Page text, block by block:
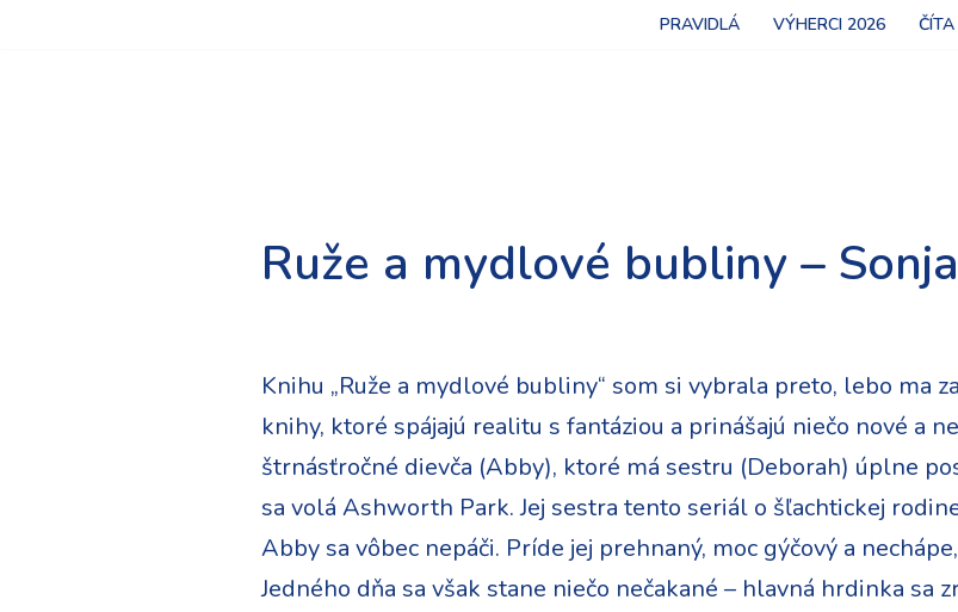
PRAVIDLÁ VÝHERCI 2026
Ruže a mydlové bubliny –
Knihu „Ruže a mydlové bubliny“ som si vybrala preto, lebo ma
knihy, ktoré spájajú realitu s fantáziou a prinášajú niečo nové a
štrnásťročné dievča (Abby), ktoré má sestru (Deborah) úplne
sa volá Ashworth Park. Jej sestra tento seriál o šľachtickej
Abby sa vôbec nepáči. Príde jej prehnaný, moc gýčový a
Jedného dňa sa však stane niečo nečakané – hlavná hrdinka sa